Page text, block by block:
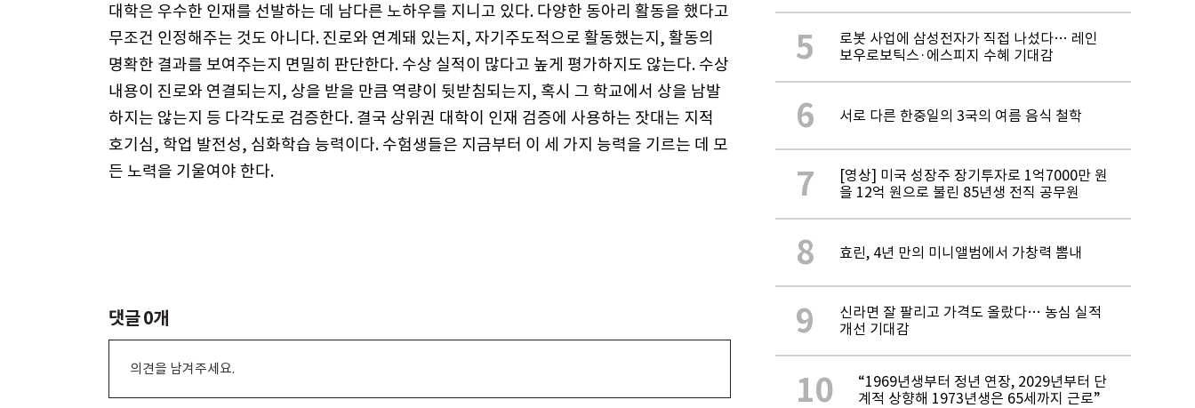
대학은 우수한 인재를 선발하는 데 남다른 노하우를 지니고 있다. 다양한 동아리 활동을 했다고
무조건 인정해주는 것도 아니다. 진로와 연계돼 있는지, 자기주도적으로 활동했는지, 활동의
명확한 결과를 보여주는지 면밀히 판단한다. 수상 실적이 많다고 높게 평가하지도 않는다. 수상
내용이 진로와 연결되는지, 상을 받을 만큼 역량이 뒷받침되는지, 혹시 그 학교에서 상을 남발
하지는 않는지 등 다각도로 검증한다. 결국 상위권 대학이 인재 검증에 사용하는 잣대는 지적
호기심, 학업 발전성, 심화학습 능력이다. 수험생들은 지금부터 이 세 가지 능력을 기르는 데 모
든 노력을 기울여야 한다.
댓글0개
의견을 남겨주세요.
5
로봇 사업에 삼성전자가 직접 나섰다… 레인
보우로보틱스·에스피지 수혜 기대감
6 서로 다른 한중일의 3국의 여름 음식 철학
7
[영상] 미국 성장주 장기투자로 1억7000만 원
을 12억 원으로 불린 85년생 전직 공무원
8 효린, 4년 만의 미니앨범에서 가창력 뽐내
9
신라면 잘 팔리고 가격도 올랐다… 농심 실적
개선 기대감
10
“1969년생부터 정년 연장, 2029년부터 단
계적 상향해 1973년생은 65세까지 근로”